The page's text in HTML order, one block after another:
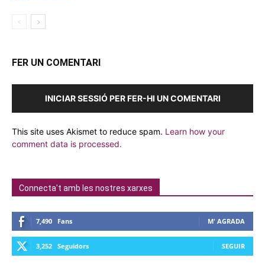
FER UN COMENTARI
INICIAR SESSIÓ PER FER-HI UN COMENTARI
This site uses Akismet to reduce spam. Learn how your
comment data is processed.
Connecta't amb les nostres xarxes
7,490 Fans M' AGRADA
3,252 Seguidors SEGUIR